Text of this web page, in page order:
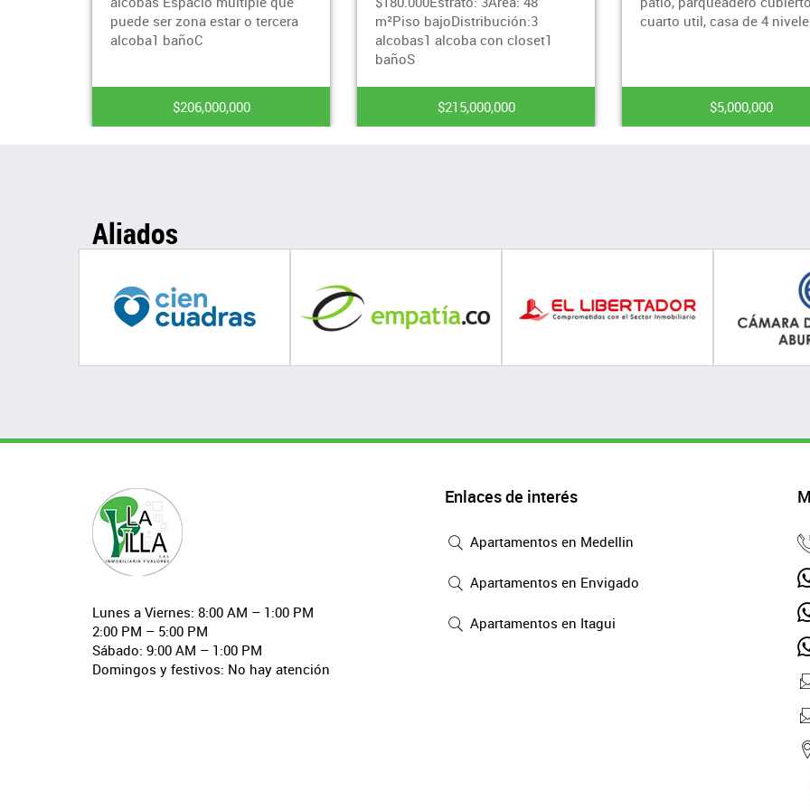
m²Piso bajoDistribución:3
alcobas1 alcoba con closet1
$215,000,000
cuarto util, casa de 4 niveles.
$5,000,000
balcones, terraza
$5,800,000
Aliados
Lunes a Viernes: 8:00 AM – 1:00 PM
2:00 PM – 5:00 PM
Sábado: 9:00 AM – 1:00 PM
Domingos y festivos: No hay atención
Enlaces de interés
Apartamentos en Medellin
Apartamentos en Envigado
Apartamentos en Itagui